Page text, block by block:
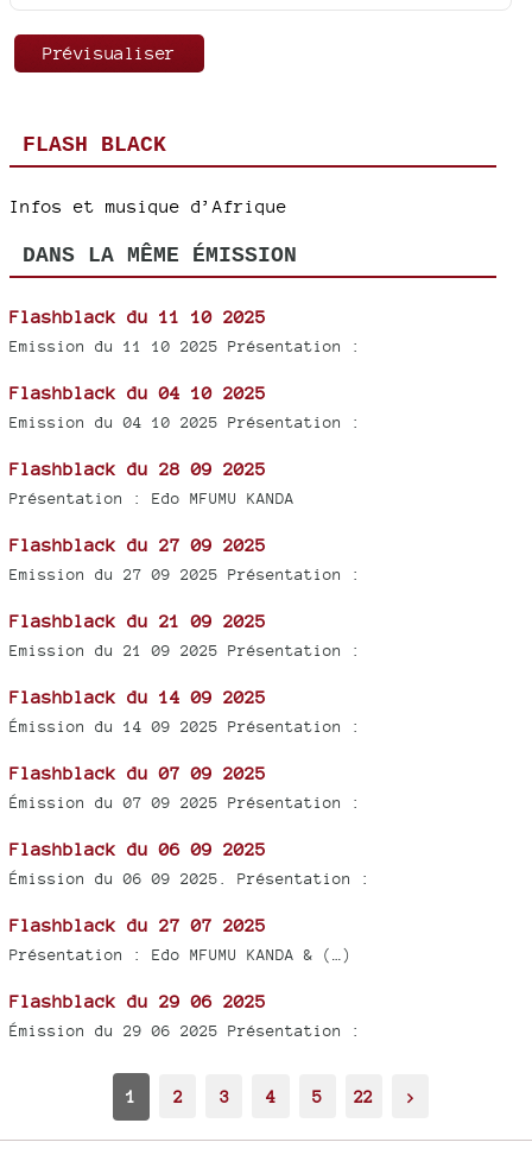
FLASH BLACK
Infos et musique d’Afrique
DANS LA MÊME ÉMISSION
Flashblack du 11 10 2025
Emission du 11 10 2025 Présentation :
Flashblack du 04 10 2025
Emission du 04 10 2025 Présentation :
Flashblack du 28 09 2025
Présentation : Edo MFUMU KANDA
Flashblack du 27 09 2025
Emission du 27 09 2025 Présentation :
Flashblack du 21 09 2025
Emission du 21 09 2025 Présentation :
Flashblack du 14 09 2025
Émission du 14 09 2025 Présentation :
Flashblack du 07 09 2025
Émission du 07 09 2025 Présentation :
Flashblack du 06 09 2025
Émission du 06 09 2025. Présentation :
Flashblack du 27 07 2025
Présentation : Edo MFUMU KANDA & (…)
Flashblack du 29 06 2025
Émission du 29 06 2025 Présentation :
1 2 3 4 5 22 >